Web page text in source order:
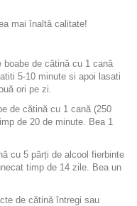
mai înaltă calitate!
boabe de cătină cu 1 cană
5-10 minute si apoi lasati
ori pe zi.
de cătină cu 1 cană (250
de 20 de minute. Bea 1
cu 5 părți de alcool fierbinte
timp de 14 zile. Bea un
de cătină întregi sau